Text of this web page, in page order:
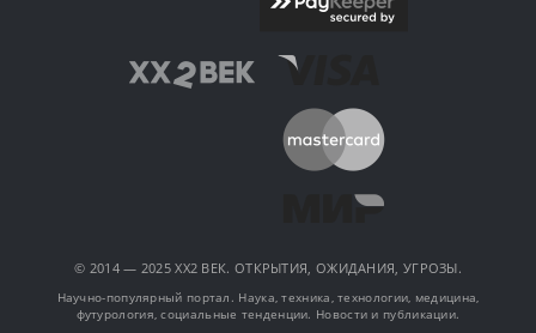
© 2014 — 2025 XX2 ВЕК. ОТКРЫТИЯ, ОЖИДАНИЯ, УГРОЗЫ.
Научно-популярный портал. Наука, техника, технологии, медицина,
футурология, социальные тенденции. Новости и публикации.